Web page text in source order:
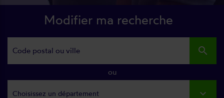
Modifier ma recherche
search
ou
Choisissez un département